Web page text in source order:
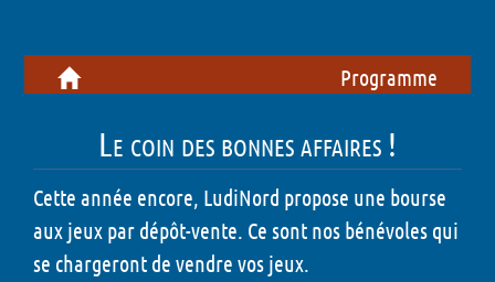
Programme
Le coin des bonnes affaires !
Cette année encore, LudiNord propose une bourse
aux jeux par dépôt-vente. Ce sont nos bénévoles qui
se chargeront de vendre vos jeux.